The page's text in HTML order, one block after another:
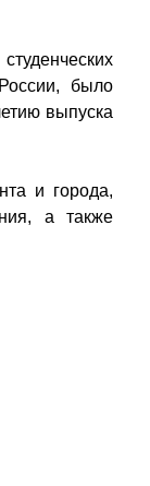
было
выпуска
и города,
а также